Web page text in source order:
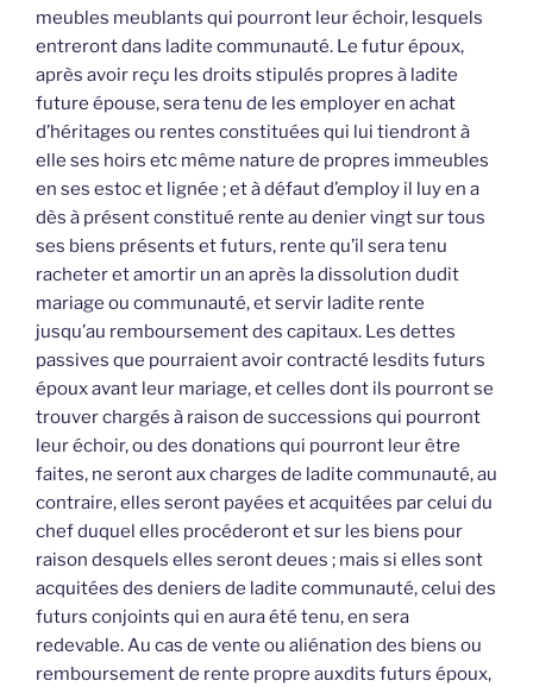
meubles meublants qui pourront leur échoir, lesquels
entreront dans ladite communauté. Le futur époux,
après avoir reçu les droits stipulés propres à ladite
future épouse, sera tenu de les employer en achat
d’héritages ou rentes constituées qui lui tiendront à
elle ses hoirs etc même nature de propres immeubles
en ses estoc et lignée ; et à défaut d’employ il luy en a
dès à présent constitué rente au denier vingt sur tous
ses biens présents et futurs, rente qu’il sera tenu
racheter et amortir un an après la dissolution dudit
mariage ou communauté, et servir ladite rente
jusqu’au remboursement des capitaux. Les dettes
passives que pourraient avoir contracté lesdits futurs
époux avant leur mariage, et celles dont ils pourront se
trouver chargés à raison de successions qui pourront
leur échoir, ou des donations qui pourront leur être
faites, ne seront aux charges de ladite communauté, au
contraire, elles seront payées et acquitées par celui du
chef duquel elles procéderont et sur les biens pour
raison desquels elles seront deues ; mais si elles sont
acquitées des deniers de ladite communauté, celui des
futurs conjoints qui en aura été tenu, en sera
redevable. Au cas de vente ou aliénation des biens ou
remboursement de rente propre auxdits futurs époux,